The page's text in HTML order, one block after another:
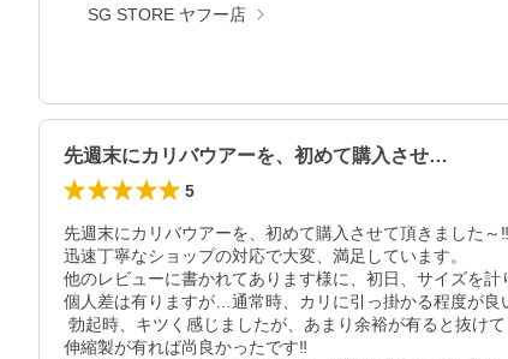
SG STORE ヤフー店
先週末にカリバウアーを、初めて購入させ…
5
先週末にカリバウアーを、初めて購入させて頂きました～‼
迅速丁寧なショップの対応で大変、満足しています。
他のレビューに書かれてあります様に、初日、サイズを
個人差は有りますが…通常時、カリに引っ掛かる程度が良
伸縮製が有れば尚良かったです‼